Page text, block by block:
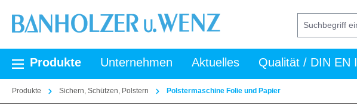
Zur Hauptnavigation springen
Produkte Unternehmen Aktuelles Qualität / DIN EN
Produkte Sichern, Schützen, Polstern Polstermaschine Folie und Papier